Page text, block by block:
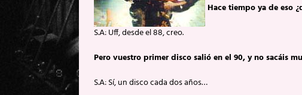
Hace tiempo ya de eso
S.A: Uff, desde el 88, creo.
Pero vuestro primer disco salió en el 90, y no sacáis
S.A: Sí, un disco cada dos años…